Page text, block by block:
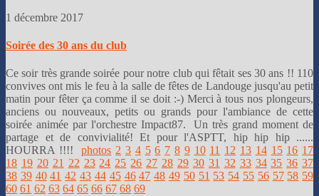
1 décembre 2017
Soirée des 30 ans du club
Ce soir très grande soirée pour notre club qui fêtait ses 30 ans !! 110
convives ont mis le feu à la salle de fêtes de Landouge jusqu'au petit
matin pour fêter ça comme il se doit :-) Merci à tous nos plongeurs,
anciens ou nouveaux, petits ou grands pour l'ambiance de cette
soirée animée par l'orchestre Impact87. Un très grand moment de
partage et de convivialité! Et pour l'ASPTT, hip hip hip ......
HOURRA !!!!photos 2 3 4 5 6 7 8 9 10 11 12 13 14 15 16 17
18 19 20 21 22 23 24 25 26 27 28 29 30 31 32 33 34 35 36 37
38 39 40 41 42 43 44 45 46 47 48 49 50 51 53 54 55 56 57 58 59
60 61 62 63 64 65 66 67 68 69